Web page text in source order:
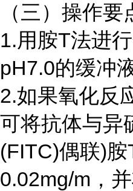
（三）操作要
1.用胺T法进
pH7.0的缓冲
2.如果氧化反
可将抗体与异
(FITC)偶联)
0.02mg/m，